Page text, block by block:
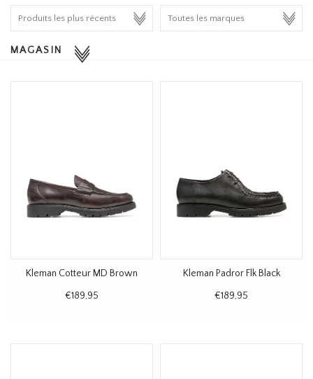
HOMEWARE
MAGASIN
Kleman Cotteur MD Brown
€189,95
Kleman Padror Flk Black
€189,95